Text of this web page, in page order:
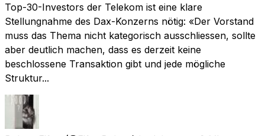
Top-30-Investors der Telekom ist eine klare
Stellungnahme des Dax-Konzerns nötig: «Der Vorstand
muss das Thema nicht kategorisch ausschliessen, sollte
aber deutlich machen, dass es derzeit keine
beschlossene Transaktion gibt und jede mögliche
Struktur...